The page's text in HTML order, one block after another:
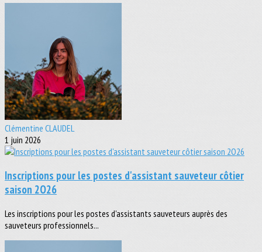
Clémentine CLAUDEL
1 juin 2026
Inscriptions pour les postes d'assistant sauveteur côtier
saison 2O26
Les inscriptions pour les postes d'assistants sauveteurs auprès des
sauveteurs professionnels...